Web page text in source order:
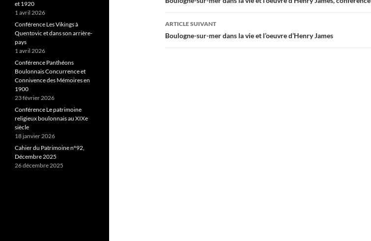
articles
ARTICLE SUIVANT
Boulogne-sur-mer dans la vie et l’oeuvre d’Henry James
et 1920
1 avril 2026
Conférence Les Vikings à
Quentovic et dans son arrière-
pays
1 avril 2026
Conférence Panthéons
Boulonnais Concurrence et
Connivence des Mémoires en
1900
23 février 2026
Conférence Le patrimoine
religieux boulonnais au XIXe
siècle
18 janvier 2026
Cahier du Patrimoine n°92,
Décembre 2025
26 décembre 2025